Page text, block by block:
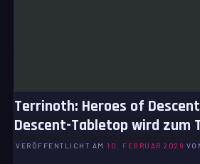
Terrinoth: Heroes of
Descent-Tabletop wird zum
VERÖFFENTLICHT AM 10. FEBRUAR 2026